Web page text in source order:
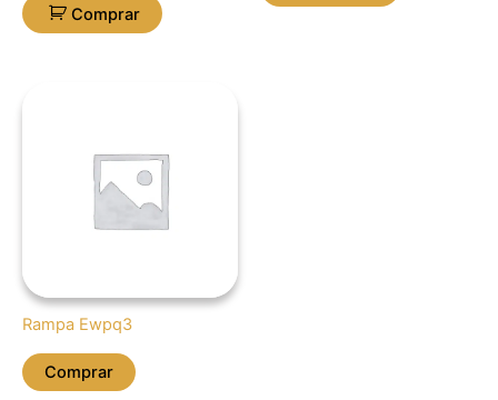
Comprar
Rampa Ewpq3
Comprar